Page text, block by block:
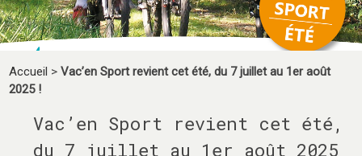
Accueil >Vac’en Sport revient cet été, du 7 juillet au 1er août
2025 !
Vac’en Sport revient cet été,
du 7 juillet au 1er août 2025